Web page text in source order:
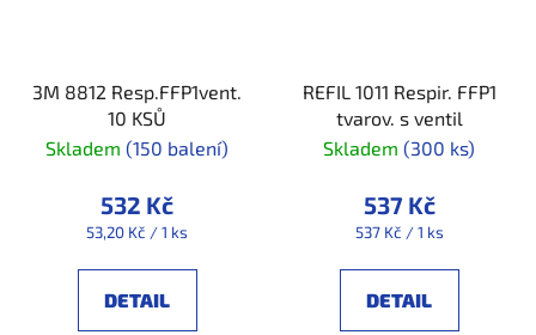
3M 8812 Resp.FFP1vent.
10 KSŮ
Skladem (150 balení)
532 Kč
Měrná
53,20 Kč / 1 ks
DETAIL
REFIL 1011 Respir. FFP1
tvarov. s ventil
Skladem (300 ks)
537 Kč
Měrná
537 Kč / 1 ks
DETAIL